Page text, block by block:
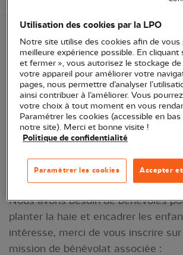
Dans le cadre de son travail avec
agricole, la LPO BFC organise des
haies visant à favoriser la
fermes. L'une d'entre elles se
mars, sur la ferme de Sylvain
Cent mètres de haies seront
élèves d'une école primaire de
cadre d'une action avec
et des Arbres".
Nous avons besoin de bénévoles
planter la haie et encadrer les
intéresse, merci de vous inscrire
mission de bénévolat associée :
Utilisation des cookies par la LPO
Notre site utilise des cookies afin de vous
meilleure expérience possible. En cliquant
et fermer », vous autorisez le stockage
votre appareil pour améliorer votre
pages, nous permettre d’analyser
ainsi contribuer à l’améliorer. Vous
votre choix à tout moment en vous
Paramétrer les cookies (accessible en bas
notre site). Merci et bonne visite !
Politique de confidentialité
Accepter
Paramétrer les cookies